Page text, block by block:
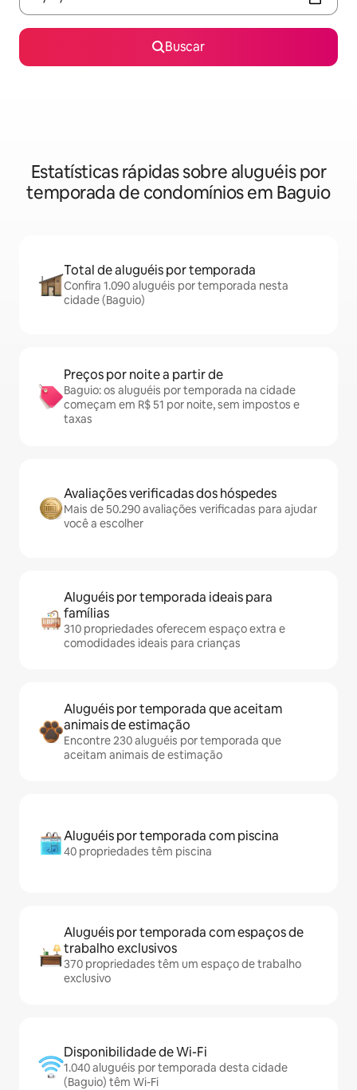
Buscar
Estatísticas rápidas sobre aluguéis por
temporada de condomínios em Baguio
Total de aluguéis por temporada
Confira 1.090 aluguéis por temporada nesta
cidade (Baguio)
Preços por noite a partir de
Baguio: os aluguéis por temporada na cidade
começam em R$ 51 por noite, sem impostos e
taxas
Avaliações verificadas dos hóspedes
Mais de 50.290 avaliações verificadas para ajudar
você a escolher
Aluguéis por temporada ideais para
famílias
310 propriedades oferecem espaço extra e
comodidades ideais para crianças
Aluguéis por temporada que aceitam
animais de estimação
Encontre 230 aluguéis por temporada que
aceitam animais de estimação
Aluguéis por temporada com piscina
40 propriedades têm piscina
Aluguéis por temporada com espaços de
trabalho exclusivos
370 propriedades têm um espaço de trabalho
exclusivo
Disponibilidade de Wi-Fi
1.040 aluguéis por temporada desta cidade
(Baguio) têm Wi-Fi